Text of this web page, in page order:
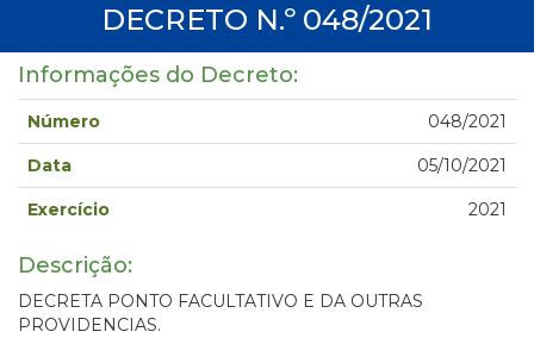
DECRETO N.º 048/2021
Informações do Decreto:
Número 048/2021
Data 05/10/2021
Exercício 2021
Descrição:
DECRETA PONTO FACULTATIVO E DA OUTRAS
PROVIDENCIAS.